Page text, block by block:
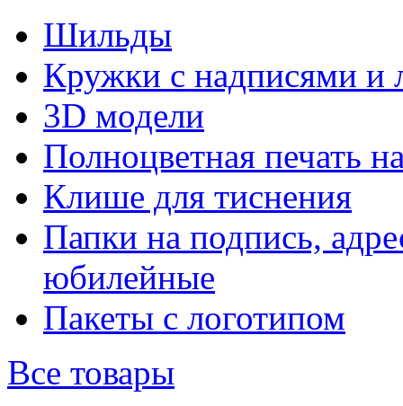
Шильды
Кружки с надписями и
3D модели
Полноцветная печать
Клише для тиснения
Папки на подпись,
юбилейные
Пакеты с логотипом
Все товары